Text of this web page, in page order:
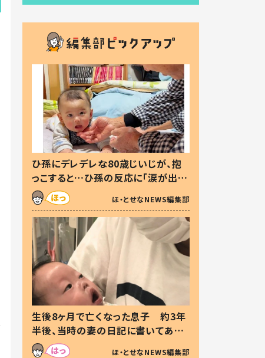
ひ孫にデレデレな80歳じいじが、抱
っこすると…ひ孫の反応に「涙が出ま
した」「可愛くて仕方ない」
ほ・とせなNEWS編集部
生後8ヶ月で亡くなった息子 約3年
半後、当時の妻の日記に書いてあっ
た本音とは
ほ・とせなNEWS編集部